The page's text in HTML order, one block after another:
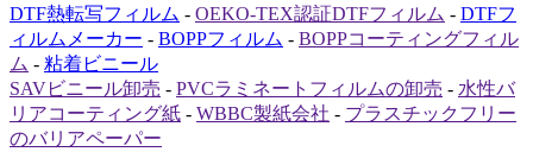
DTF熱転写フィルム - OEKO-TEX認証DTFフィルム - DTFフ
ィルムメーカー - BOPPフィルム - BOPPコーティングフィル
ム - 粘着ビニール
SAVビニール卸売 - PVCラミネートフィルムの卸売 - 水性バ
リアコーティング紙 - WBBC製紙会社 - プラスチックフリー
のバリアペーパー